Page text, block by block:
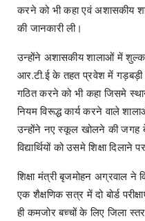
करने को भी कहा एवं अशासकीय
की जानकारी ली।
उन्होंने अशासकीय शालाओं में
आर.टी.ई के तहत प्रवेश में गड़बड़ी
गठित करने को भी कहा जिसमे
नियम विरूद्ध कार्य करने वाले
उन्होंने नए स्कूल खोलने की जगह
विद्यार्थियों को उसमे शिक्षा दिलाने
शिक्षा मंत्री बृजमोहन अग्रवाल ने
एक शैक्षणिक सत्र में दो बोर्ड
ही कमजोर बच्चों के लिए जिला